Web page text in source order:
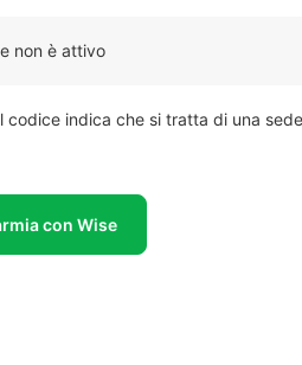
non è attivo
codice indica che si tratta di una
con Wise